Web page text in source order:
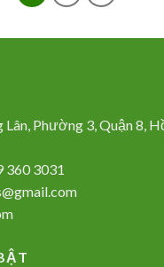
Phường 3, Quận 8,
360 3031